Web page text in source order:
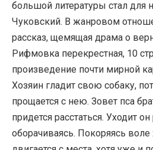
большой литературы стал для
Чуковский. В жанровом
рассказ, щемящая драма о
Рифмовка перекрестная, 10
произведение почти мирной
Хозяин гладит свою собаку,
прощается с нею. Зовет пса
придется расстаться. Уходит
оборачиваясь. Покоряясь воле